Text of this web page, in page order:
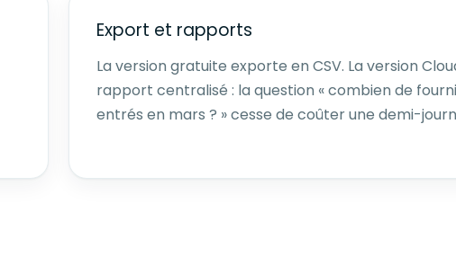
Export et rapports
La version gratuite exporte en CSV. La version
rapport centralisé : la question « combien de
entrés en mars ? » cesse de coûter une demi-